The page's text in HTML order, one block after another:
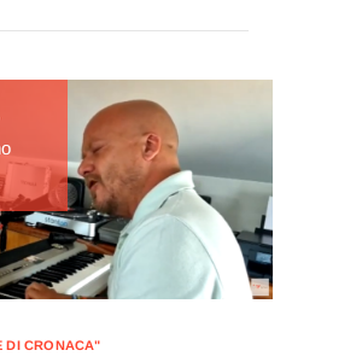
DI CRONACA"